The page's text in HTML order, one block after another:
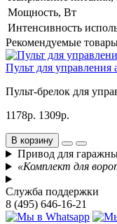
Мощность, Вт
Интенсивность
Рекомендуемые
Пульт для
Пульт-брелок для
1178р. 1309р.
В корзину
Привод для
«Комплект для
Служба поддержки
8 (495) 646-16-21